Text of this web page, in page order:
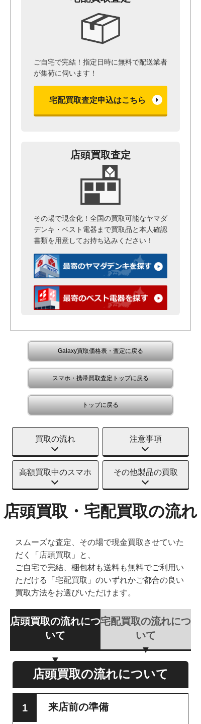
ご自宅で完結！指定日時に無料で配送業者
が集荷に伺います！
宅配買取査定申込はこちら
店頭買取査定
その場で現金化！全国の買取可能なヤマダ
デンキ・ベスト電器まで買取品と本人確認
書類を用意してお持ち込みください！
Galaxy買取価格表・査定に戻る
スマホ・携帯買取査定トップに戻る
トップに戻る
買取の流れ 注意事項
高額買取中のスマホ その他製品の買取
店頭買取・宅配買取の流れ
スムーズな査定、その場で現金買取させていた
だく「店頭買取」と、
ご自宅で完結、梱包材も送料も無料でご利用い
ただける「宅配買取」のいずれかご都合の良い
買取方法をお選びいただけます。
店頭買取の流れにつ
いて
宅配買取の流れにつ
いて
店頭買取の流れについて
来店前の準備